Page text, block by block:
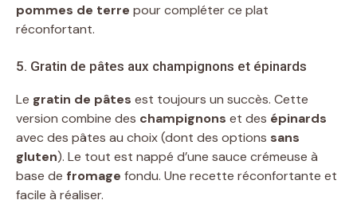
pommes de terre pour compléter ce plat
réconfortant.
5. Gratin de pâtes aux champignons et épinards
Le gratin de pâtes est toujours un succès. Cette
version combine des champignons et des épinards
avec des pâtes au choix (dont des options sans
gluten). Le tout est nappé d’une sauce crémeuse à
base de fromage fondu. Une recette réconfortante et
facile à réaliser.